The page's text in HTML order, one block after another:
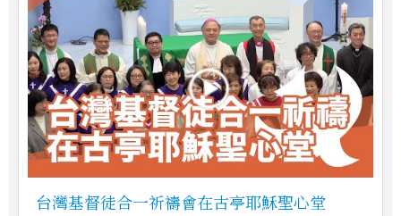
台灣基督徒合一祈禱會在古亭耶穌聖心堂